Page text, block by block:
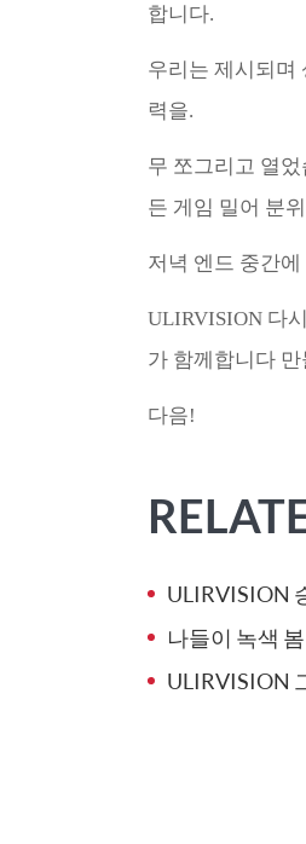
합니다.
우리는 제시되며
력을.
무 쪼그리고 열
든 게임 밀어 분
저녁 엔드 중간에
ULIRVISION 다
가 함께합니다 만
다음!
ULIRVISION
나들이 녹색 봄
ULIRVISION